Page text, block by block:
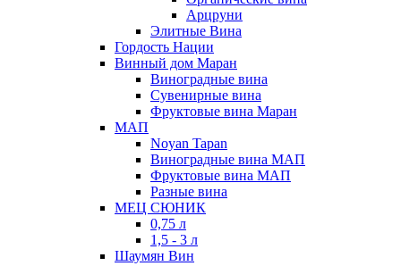
Арцруни
Элитные Вина
Гордость Нации
Винный дом Маран
Виноградные вина
Сувенирные вина
Фруктовые вина Маран
МАП
Noyan Tapan
Виноградные вина МАП
Фруктовые вина МАП
Разные вина
МЕЦ СЮНИК
0,75 л
1,5 - 3 л
Шаумян Вин